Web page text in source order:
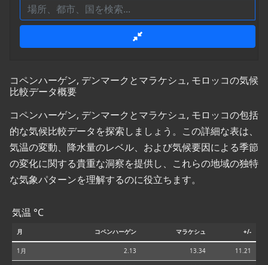
コペンハーゲン, デンマークとマラケシュ, モロッコの気候
比較データ概要
コペンハーゲン, デンマークとマラケシュ, モロッコの包括
的な気候比較データを探索しましょう。この詳細な表は、
気温の変動、降水量のレベル、および気候要因による季節
の変化に関する貴重な洞察を提供し、これらの地域の独特
な気象パターンを理解するのに役立ちます。
気温 °C
月 コペンハーゲン マラケシュ +/-
1月 2.13 13.34 11.21